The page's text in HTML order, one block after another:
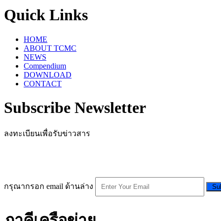
Quick Links
HOME
ABOUT TCMC
NEWS
Compendium
DOWNLOAD
CONTACT
Subscribe Newsletter
ลงทะเบียนเพื่อรับข่าวสาร
กรุณากรอก email ด้านล่าง